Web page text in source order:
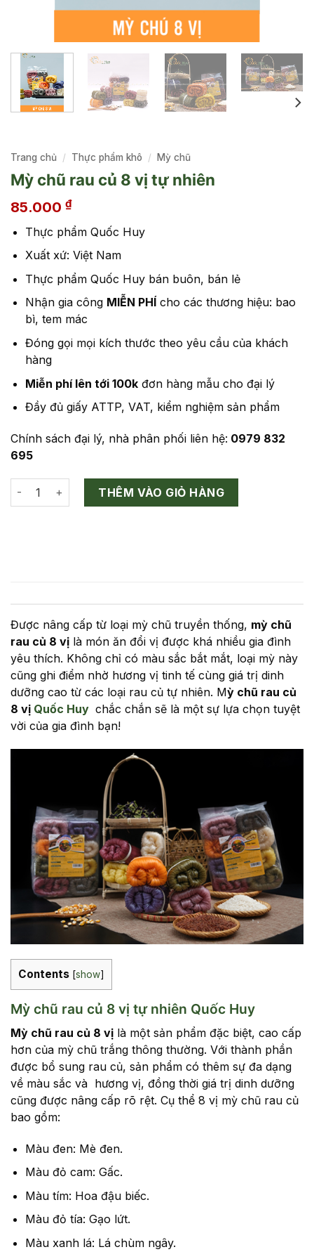
Trang chủ / Thực phẩm khô / Mỳ chũ
Mỳ chũ rau củ 8 vị tự nhiên
85.000 ₫
Thực phẩm Quốc Huy
Xuất xứ: Việt Nam
Thực phẩm Quốc Huy bán buôn, bán lẻ
Nhận gia công MIỄN PHÍcho các thương hiệu: bao
bì, tem mác
Đóng gọi mọi kích thước theo yêu cầu của khách
hàng
Miễn phí lên tới 100kđơn hàng mẫu cho đại lý
Đầy đủ giấy ATTP, VAT, kiểm nghiệm sản phẩm
Chính sách đại lý, nhà phân phối liên hệ: 0979 832
695
Mỳ chũ rau củ 8 vị tự nhiên số lượng
THÊM VÀO GIỎ HÀNG
Được nâng cấp từ loại mỳ chũ truyền thống, mỳ chũ
rau củ 8 vị là món ăn đổi vị được khá nhiều gia đình
yêu thích. Không chỉ có màu sắc bắt mắt, loại mỳ này
cũng ghi điểm nhờ hương vị tinh tế cùng giá trị dinh
dưỡng cao từ các loại rau củ tự nhiên. Mỳ chũ rau củ
8 vị Quốc Huy chắc chắn sẽ là một sự lựa chọn tuyệt
vời của gia đình bạn!
Contents [show]
Mỳ chũ rau củ 8 vị tự nhiên Quốc Huy
Mỳ chũ rau củ 8 vị là một sản phẩm đặc biệt, cao cấp
hơn của mỳ chũ trắng thông thường. Với thành phần
được bổ sung rau củ, sản phẩm có thêm sự đa dạng
về màu sắc và hương vị, đồng thời giá trị dinh dưỡng
cũng được nâng cấp rõ rệt. Cụ thể 8 vị mỳ chũ rau củ
bao gồm:
Màu đen: Mè đen.
Màu đỏ cam: Gấc.
Màu tím: Hoa đậu biếc.
Màu đỏ tía: Gạo lứt.
Màu xanh lá: Lá chùm ngây.